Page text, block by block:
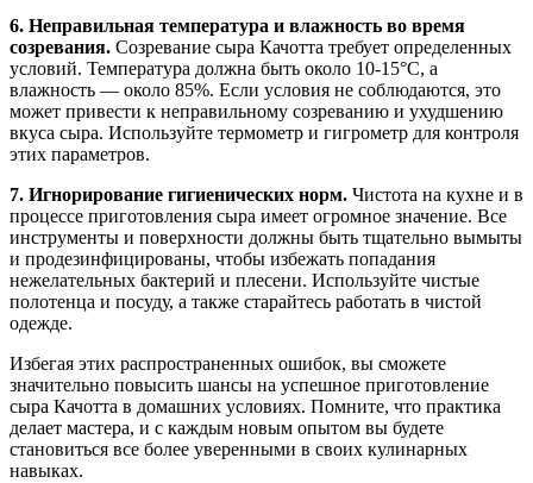
6. Неправильная температура и влажность во время
созревания. Созревание сыра Качотта требует определенных
условий. Температура должна быть около 10-15°C, а
влажность — около 85%. Если условия не соблюдаются, это
может привести к неправильному созреванию и ухудшению
вкуса сыра. Используйте термометр и гигрометр для контроля
этих параметров.
7. Игнорирование гигиенических норм. Чистота на кухне и в
процессе приготовления сыра имеет огромное значение. Все
инструменты и поверхности должны быть тщательно вымыты
и продезинфицированы, чтобы избежать попадания
нежелательных бактерий и плесени. Используйте чистые
полотенца и посуду, а также старайтесь работать в чистой
одежде.
Избегая этих распространенных ошибок, вы сможете
значительно повысить шансы на успешное приготовление
сыра Качотта в домашних условиях. Помните, что практика
делает мастера, и с каждым новым опытом вы будете
становиться все более уверенными в своих кулинарных
навыках.